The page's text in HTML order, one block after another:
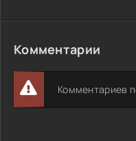
Комментарии
Комментариев